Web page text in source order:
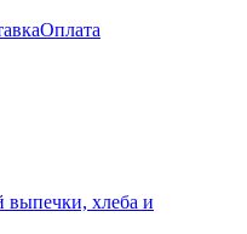
Оплата